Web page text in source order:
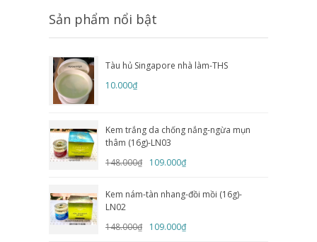
Sản phẩm nổi bật
Tàu hủ Singapore nhà làm-THS
10.000₫
Kem trắng da chống nắng-ngừa mụn
thâm (16g)-LN03
148.000₫
109.000₫
Kem nám-tàn nhang-đồi mồi (16g)-
LN02
148.000₫
109.000₫